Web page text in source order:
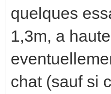
quelques
1,3m, a
chat (sauf si